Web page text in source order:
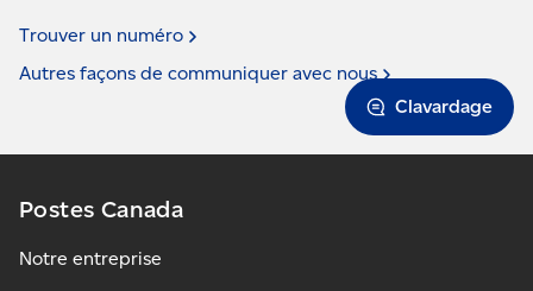
Clavardage
Trouver un numéro
Autres façons de communiquer avec nous
Postes Canada
Notre entreprise